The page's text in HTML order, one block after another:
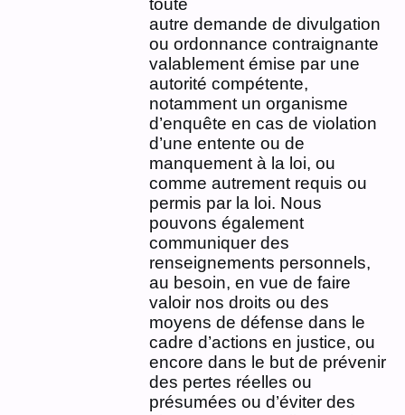
toute
autre demande de divulgation
ou ordonnance contraignante
valablement émise par une
autorité compétente,
notamment un organisme
d’enquête en cas de violation
d’une entente ou de
manquement à la loi, ou
comme autrement requis ou
permis par la loi. Nous
pouvons également
communiquer des
renseignements personnels,
au besoin, en vue de faire
valoir nos droits ou des
moyens de défense dans le
cadre d’actions en justice, ou
encore dans le but de prévenir
des pertes réelles ou
présumées ou d’éviter des